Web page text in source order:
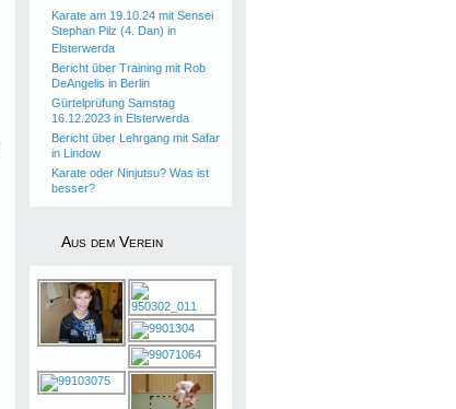
Karate am 19.10.24 mit Sensei
Stephan Pilz (4. Dan) in
Elsterwerda
Bericht über Training mit Rob
DeAngelis in Berlin
Gürtelprüfung Samstag
16.12.2023 in Elsterwerda
Bericht über Lehrgang mit Safar
in Lindow
Karate oder Ninjutsu? Was ist
besser?
Aus dem Verein